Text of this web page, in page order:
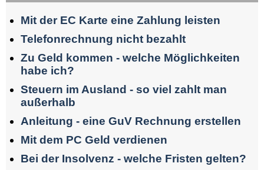
Mit der EC Karte eine Zahlung leisten
Telefonrechnung nicht bezahlt
Zu Geld kommen - welche Möglichkeiten
habe ich?
Steuern im Ausland - so viel zahlt man
außerhalb
Anleitung - eine GuV Rechnung erstellen
Mit dem PC Geld verdienen
Bei der Insolvenz - welche Fristen gelten?